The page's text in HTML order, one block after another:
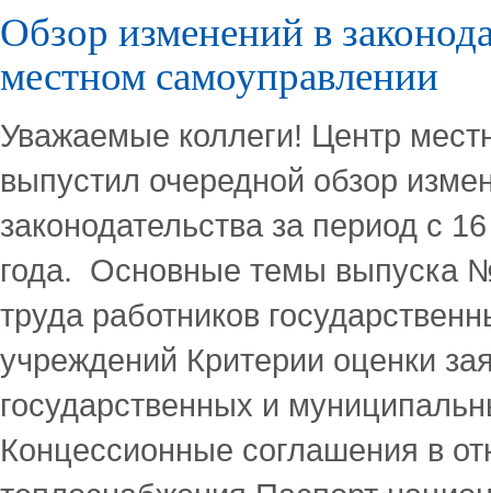
Обзор изменений в
местном самоуправлении
Уважаемые коллеги! Центр
выпустил очередной обзор
законодательства за период с
года. Основные темы выпуска
труда работников
учреждений Критерии оценки
государственных и
Концессионные соглашения в